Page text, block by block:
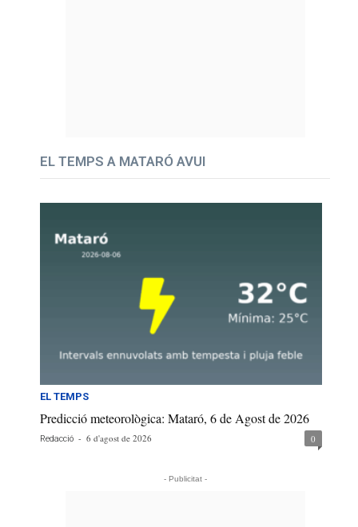
EL TEMPS A MATARÓ AVUI
EL TEMPS
Predicció meteorològica: Mataró, 6 de Agost de 2026
Redacció - 6 d'agost de 2026 0
- Publicitat -